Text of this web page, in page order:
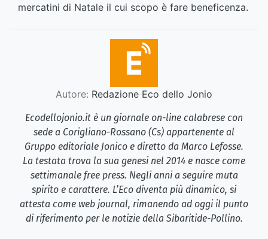
mercatini di Natale il cui scopo è fare beneficenza.
Autore: Redazione Eco dello Jonio
Ecodellojonio.it è un giornale on-line calabrese con
sede a Corigliano-Rossano (Cs) appartenente al
Gruppo editoriale Jonico e diretto da Marco Lefosse.
La testata trova la sua genesi nel 2014 e nasce come
settimanale free press. Negli anni a seguire muta
spirito e carattere. L’Eco diventa più dinamico, si
attesta come web journal, rimanendo ad oggi il punto
di riferimento per le notizie della Sibaritide-Pollino.